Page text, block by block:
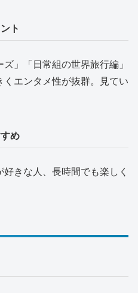
ト
」「日常組の世界旅行編」
エンタメ性が抜群。見てい
め
きな人、長時間でも楽しく